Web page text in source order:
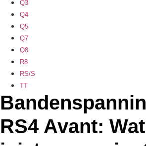
Q3
Q4
Q5
Q7
Q8
R8
RS/S
TT
RS4 Avant: